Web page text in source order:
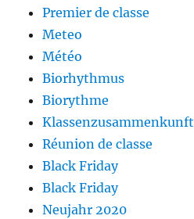
Premier de classe
Meteo
Météo
Biorhythmus
Biorythme
Klassenzusammenkunft
Réunion de classe
Black Friday
Black Friday
Neujahr 2020